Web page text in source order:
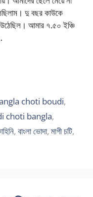
দু বছর কাউকে
আমার ৭.৫০ ইঞ্চি
choti boudi,
choti bangla,
, বাংলা ভোদা, মাগী চটি,